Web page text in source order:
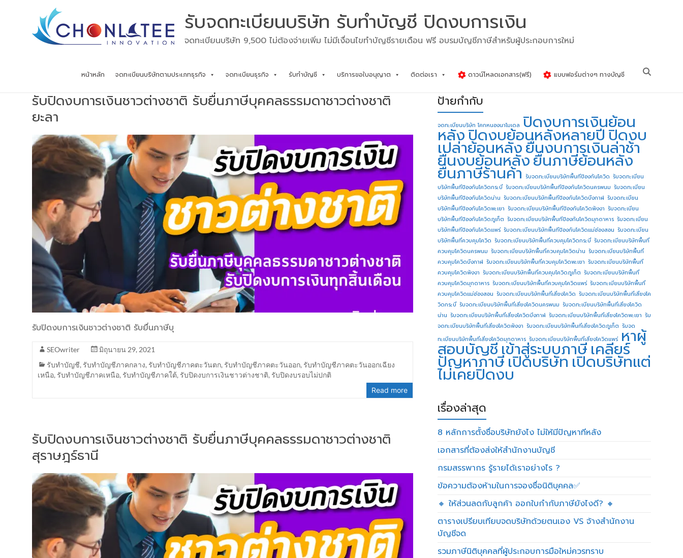
รับจดทะเบียนบริษัท รับทำบัญชี ปิดงบการเงิน
จดทะเบียนบริษัท 9,500 ไม่ต้องจ่ายเพิ่ม ไม่มีเงื่อนไขทำบัญชีรายเดือน ฟรี อบรมบัญชีภาษีสำหรับผู้ประกอบการใหม่
หน้าหลัก จดทะเบียนบริษัทตามประเภทธุรกิจ จดทะเบียนธุรกิจ รับทำบัญชี บริการขอใบอนุญาต ติดต่อเรา ดาวน์โหลดเอกสาร(ฟรี) แบบฟอร์มต่างๆ ทางบัญชี
รับปิดงบการเงินชาวต่างชาติ รับยื่นภาษีบุคคลธรรมดาชาวต่างชาติ
ยะลา
รับปิดงบการเงินชาวต่างชาติ รับยื่นภาษีบุ
SEOwriter
มิถุนายน 29, 2021
รับทำบัญชี, รับทำบัญชีภาคกลาง, รับทำบัญชีภาคตะวันตก, รับทำบัญชีภาคตะวันออก, รับทำบัญชีภาคตะวันออกเฉียง
เหนือ, รับทำบัญชีภาคเหนือ, รับทำบัญชีภาคใต้, รับปิดงบการเงินชาวต่างชาติ, รับปิดงบรอบไม่ปกติ
Read more
รับปิดงบการเงินชาวต่างชาติ รับยื่นภาษีบุคคลธรรมดาชาวต่างชาติ
สุราษฎร์ธานี
ป้ายกำกับ
จดทะเบียนบริษัท โคกหนองนาโมเดล ปิดงบการเงินย้อน
หลังปิดงบย้อนหลังหลายปี ปิดงบ
เปล่าย้อนหลังยื่นงบการเงินล่าช้า
ยื่นงบย้อนหลังยื่นภาษีย้อนหลัง
ยื่นภาษีร้านค้า รับจดทะเบียนบริษัทพื้นทีป้องกันโควิด รับจดทะเบียน
บริษัทพื้นทีป้องกันโควิดกระบี่ รับจดทะเบียนบริษัทพื้นทีป้องกันโควิดนครพนม รับจดทะเบียน
บริษัทพื้นทีป้องกันโควิดน่าน รับจดทะเบียนบริษัทพื้นทีป้องกันโควิดบึงกาฬ รับจดทะเบียน
บริษัทพื้นทีป้องกันโควิดพะเยา รับจดทะเบียนบริษัทพื้นทีป้องกันโควิดพังงา รับจดทะเบียน
บริษัทพื้นทีป้องกันโควิดภูเก็ต รับจดทะเบียนบริษัทพื้นทีป้องกันโควิดมุกดาหาร รับจดทะเบียน
บริษัทพื้นทีป้องกันโควิดแพร่ รับจดทะเบียนบริษัทพื้นทีป้องกันโควิดแม่ฮ่องสอน รับจดทะเบียน
บริษัทพื้นที่ควบคุมโควิด รับจดทะเบียนบริษัทพื้นที่ควบคุมโควิดกระบี่ รับจดทะเบียนบริษัทพื้นที่
ควบคุมโควิดนครพนม รับจดทะเบียนบริษัทพื้นที่ควบคุมโควิดน่าน รับจดทะเบียนบริษัทพื้นที่
ควบคุมโควิดบึงกาฬ รับจดทะเบียนบริษัทพื้นที่ควบคุมโควิดพะเยา รับจดทะเบียนบริษัทพื้นที่
ควบคุมโควิดพังงา รับจดทะเบียนบริษัทพื้นที่ควบคุมโควิดภูเก็ต รับจดทะเบียนบริษัทพื้นที่
ควบคุมโควิดมุกดาหาร รับจดทะเบียนบริษัทพื้นที่ควบคุมโควิดแพร่ รับจดทะเบียนบริษัทพื้นที่
ควบคุมโควิดแม่ฮ่องสอน รับจดทะเบียนบริษัทพื้นที่เสี่ยงโควิด รับจดทะเบียนบริษัทพื้นที่เสี่ยงโค
วิดกระบี่ รับจดทะเบียนบริษัทพื้นที่เสี่ยงโควิดนครพนม รับจดทะเบียนบริษัทพื้นที่เสี่ยงโควิด
น่าน รับจดทะเบียนบริษัทพื้นที่เสี่ยงโควิดบึงกาฬ รับจดทะเบียนบริษัทพื้นที่เสี่ยงโควิดพะเยา รับ
จดทะเบียนบริษัทพื้นที่เสี่ยงโควิดพังงา รับจดทะเบียนบริษัทพื้นที่เสี่ยงโควิดภูเก็ต รับจด
ทะเบียนบริษัทพื้นที่เสี่ยงโควิดมุกดาหาร รับจดทะเบียนบริษัทพื้นที่เสี่ยงโควิดแพร่ หาผู้
สอบบัญชี เข้าสู่ระบบภาษี เคลียร์
ปัญหาภาษีเปิดบริษัทเปิดบริษัทแต่
ไม่เคยปิดงบ
เรื่องล่าสุด
8 หลักการตั้งชื่อบริษัทยังไง ไม่ให้มีปัญหาทีหลัง
เอกสารที่ต้องส่งให้สำนักงานบัญชี
กรมสรรพากร รู้รายได้เราอย่างไร ?
ข้อความต้องห้ามในการจองชื่อนิติบุคคล✅
🔸 ให้ส่วนลดกับลูกค้า ออกใบกำกับภาษียังไงดี? 🔸
ตารางเปรียบเทียบจดบริษัทด้วยตนเอง VS จ้างสำนักงาน
บัญชีจด
รวมภาษีนิติบุคคลที่ผู้ประกอบการมือใหม่ควรทราบ